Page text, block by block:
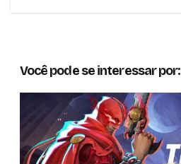
Você pode se interessar por: